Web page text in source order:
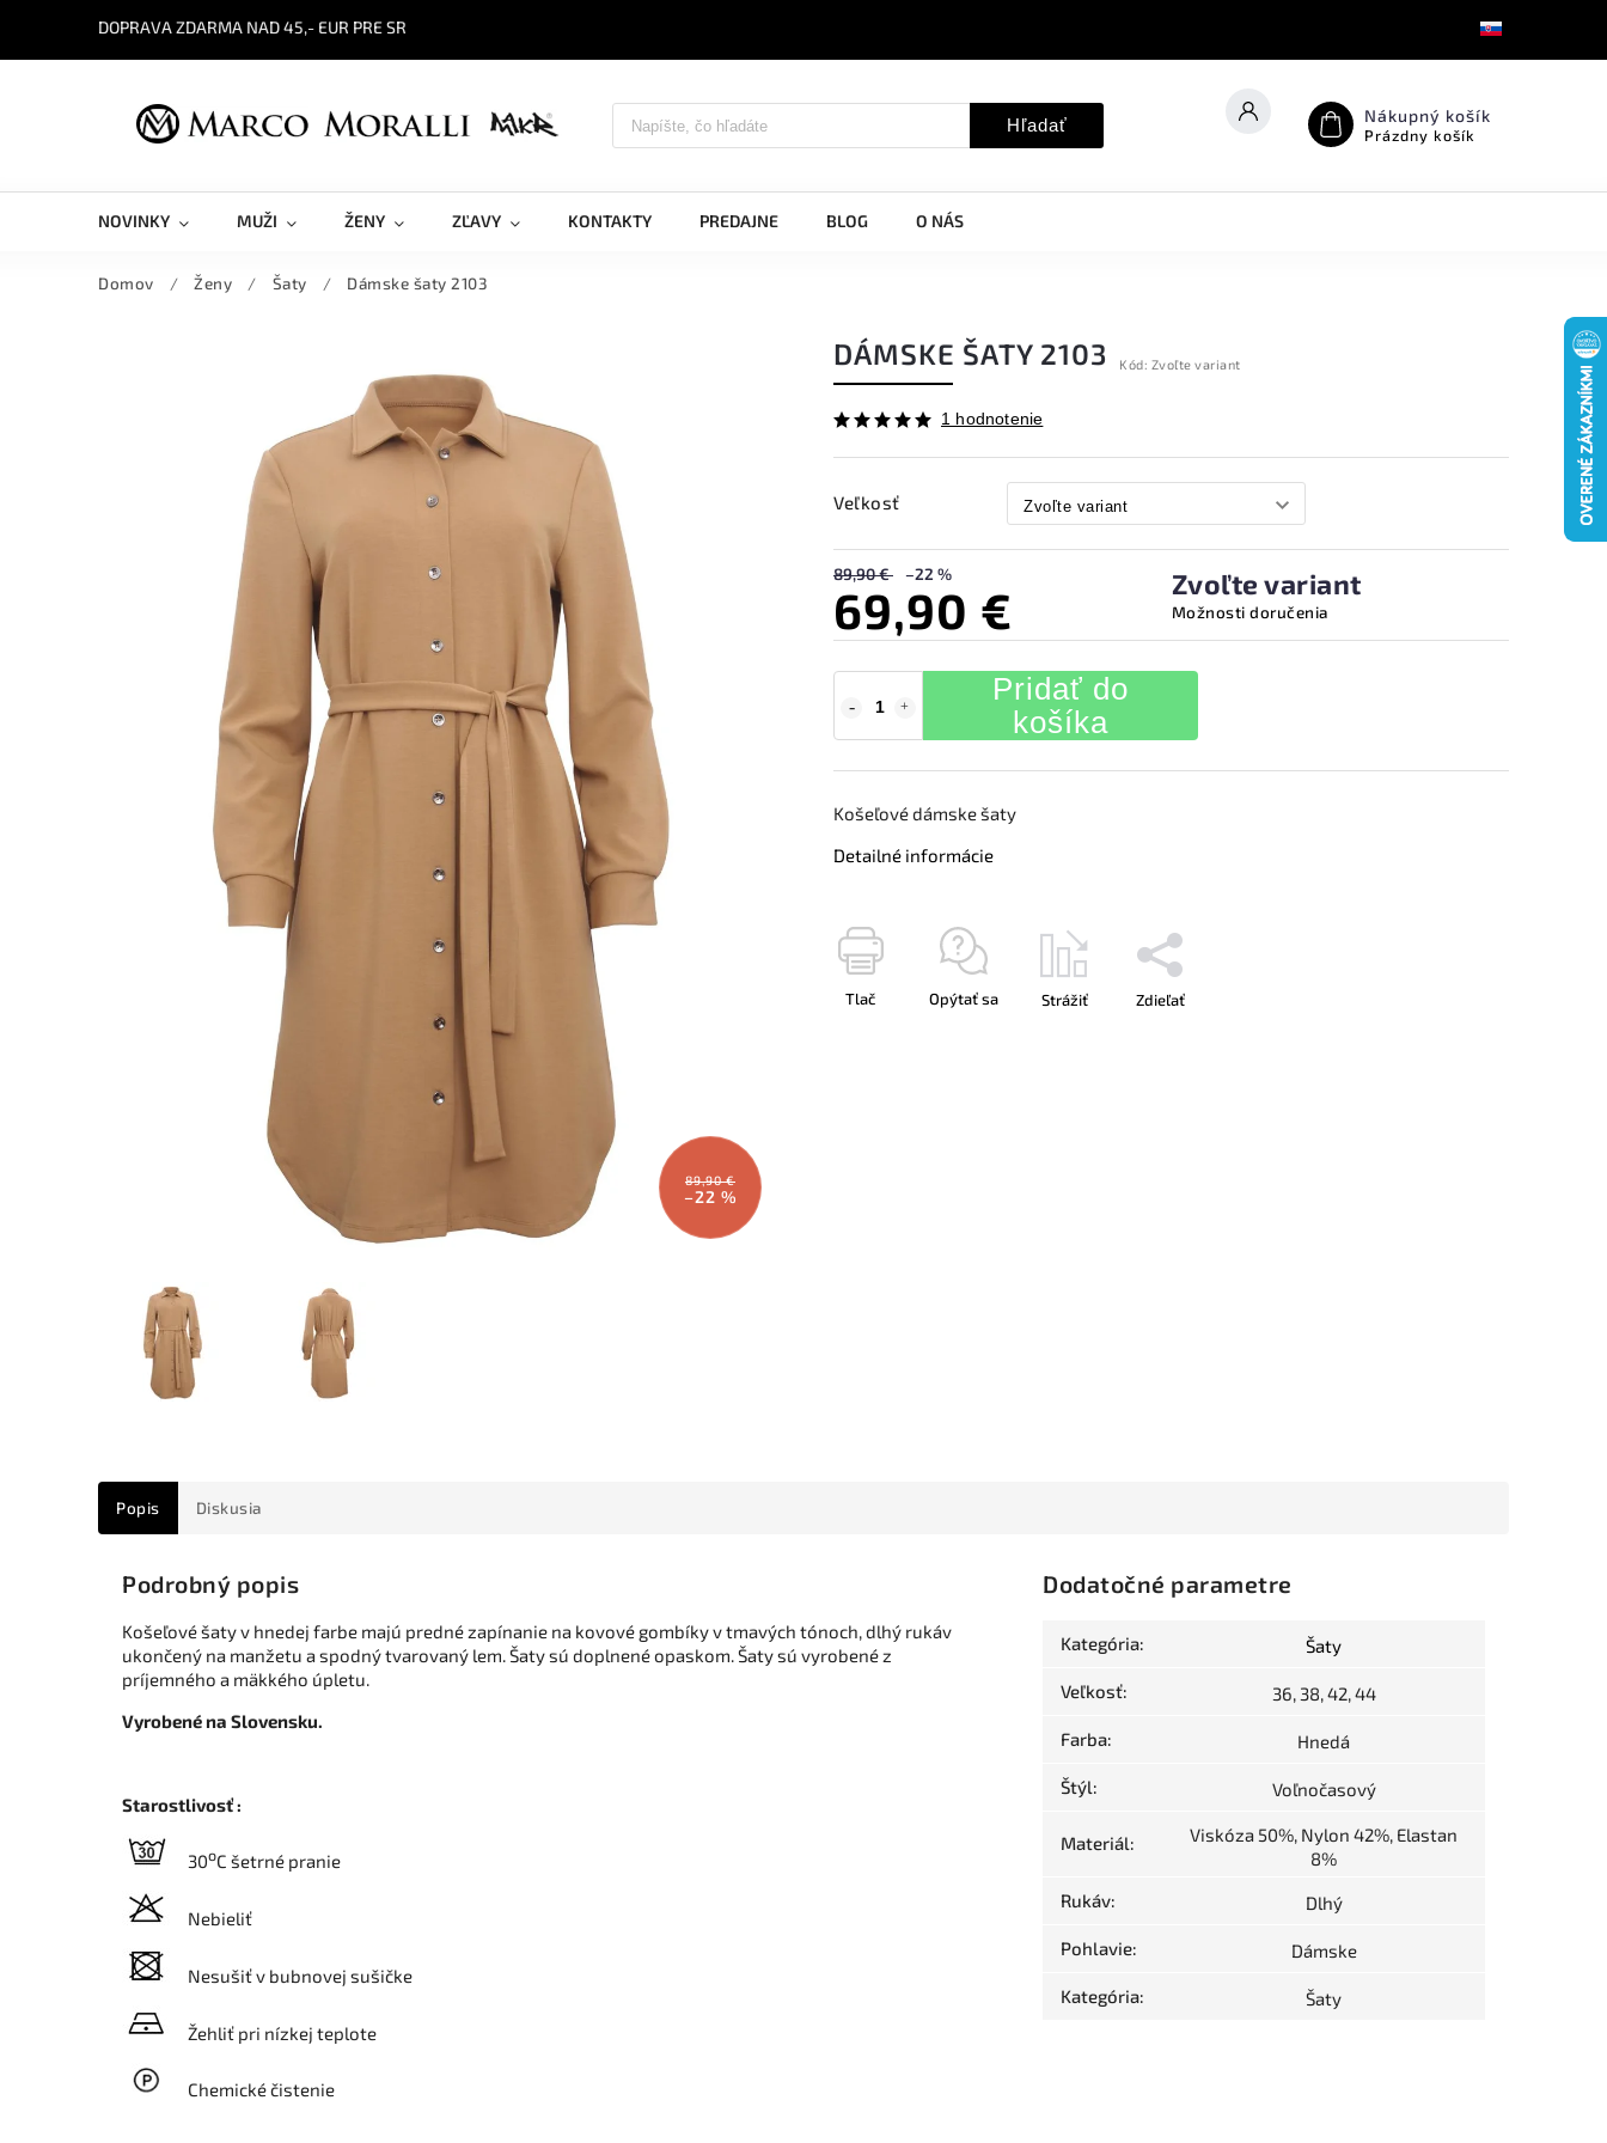
DOPRAVA ZDARMA NAD 45,- EUR PRE SR
Hľadať Nákupný košík
Prázdny košík
NOVINKY MUŽI ŽENY ZĽAVY KONTAKTY PREDAJNE BLOG O NÁS
Domov / Ženy / Šaty / Dámske šaty 2103
89,90 €
–22 %
DÁMSKE ŠATY 2103 Kód: Zvoľte variant
1 hodnotenie
Veľkosť
89,90 € –22 %
69,90 € Zvoľte variant
Možnosti doručenia
Pridať do
košíka
Košeľové dámske šaty
Detailné informácie
Tlač Opýtať sa Strážiť Zdieľať
Popis Diskusia
Podrobný popis
Košeľové šaty v hnedej farbe majú predné zapínanie na kovové gombíky v tmavých tónoch, dlhý rukáv
ukončený na manžetu a spodný tvarovaný lem. Šaty sú doplnené opaskom. Šaty sú vyrobené z
príjemného a mäkkého úpletu.
Vyrobené na Slovensku.
Starostlivosť :
30oC šetrné pranie
Nebieliť
Nesušiť v bubnovej sušičke
Žehliť pri nízkej teplote
Chemické čistenie
Dodatočné parametre
Kategória: Šaty
Veľkosť: 36, 38, 42, 44
Farba: Hnedá
Štýl: Voľnočasový
Materiál:
Viskóza 50%, Nylon 42%, Elastan
8%
Rukáv: Dlhý
Pohlavie: Dámske
Kategória: Šaty